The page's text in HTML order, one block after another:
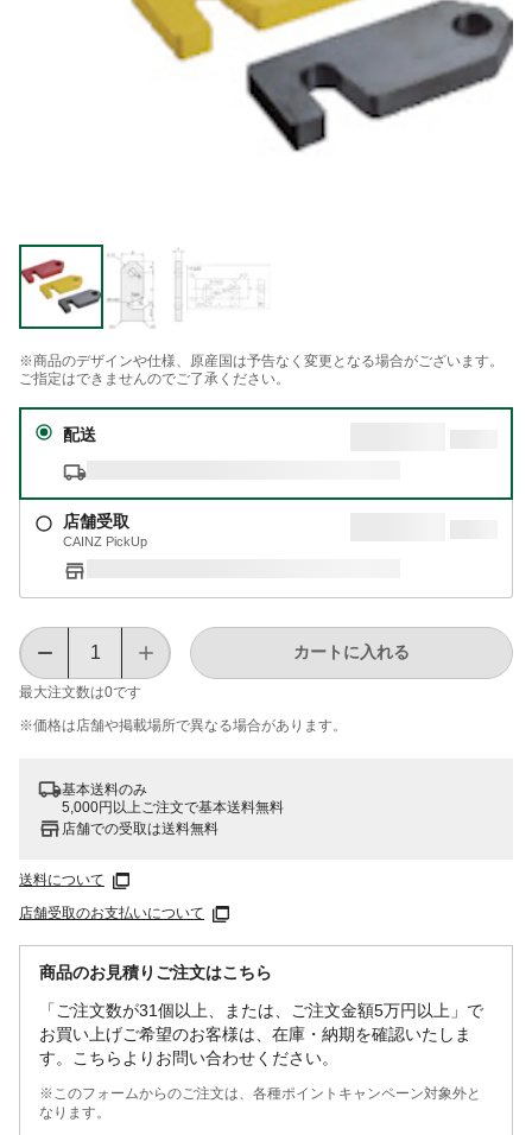
※商品のデザインや仕様、原産国は予告なく変更となる場合がございます。
ご指定はできませんのでご了承ください。
配送
店舗受取
CAINZ PickUp
最大注文数は0です
カートに入れる
※価格は​店舗や​掲載場所で​異なる​場合が​あります。
基本送料のみ
5,000円以上ご注文で基本送料無料
店舗での受取は送料無料
送料について
店舗受取のお支払いについて
商品のお見積りご注文はこちら
「ご注文数が31個以上、または、ご注文金額5万円以上」で
お買い上げご希望のお客様は、在庫・納期を確認いたしま
す。こちらよりお問い合わせください。
※このフォームからのご注文は、各種ポイントキャンペーン対象外と
なります。